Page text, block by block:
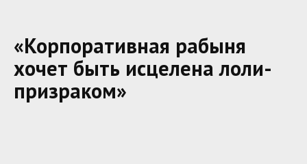
«Корпоративная рабыня
хочет быть исцелена лоли-
призраком»